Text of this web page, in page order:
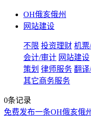
OH俄亥俄州
网站建设
不限 投资理财 机票
会计/审计 网站建设
策划 律师服务 翻译
其它商务服务
0条记录
免费发布一条OH俄亥俄